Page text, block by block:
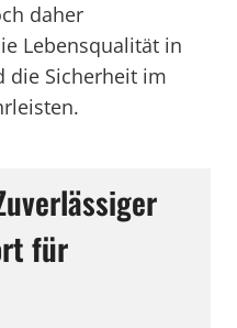
daher
Lebensqualität in
die Sicherheit im
für